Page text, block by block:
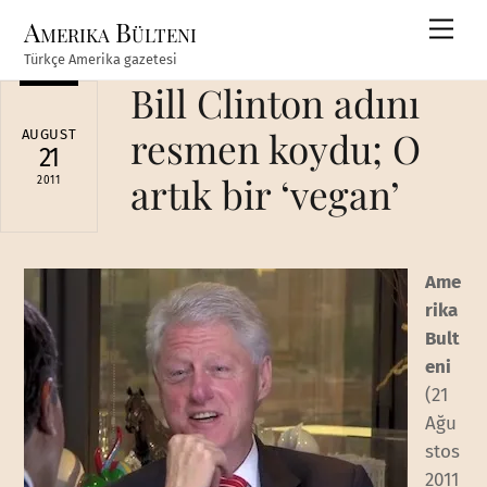
content
Amerika Bülteni
Türkçe Amerika gazetesi
AUGUST
21
2011
Bill Clinton adını
resmen koydu; O
artık bir ‘vegan’
Ame
rika
Bult
eni
(21
Ağu
stos
2011